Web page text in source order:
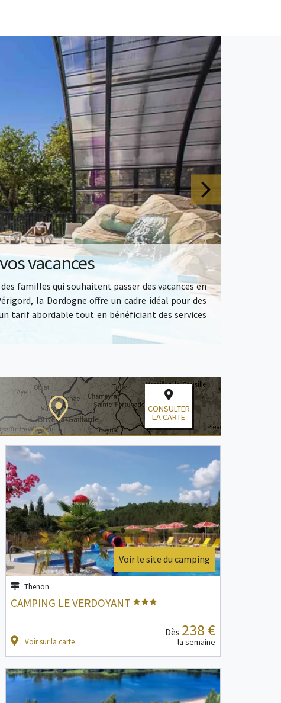
vacances
familles qui souhaitent passer des vacances en
la Dordogne offre un cadre idéal pour des
tarif abordable tout en bénéficiant des services
CONSULTER
LA CARTE
Voir le site du camping
Thenon
CAMPING LE VERDOYANT
Voir sur la carte
Dès 238 €
la semaine